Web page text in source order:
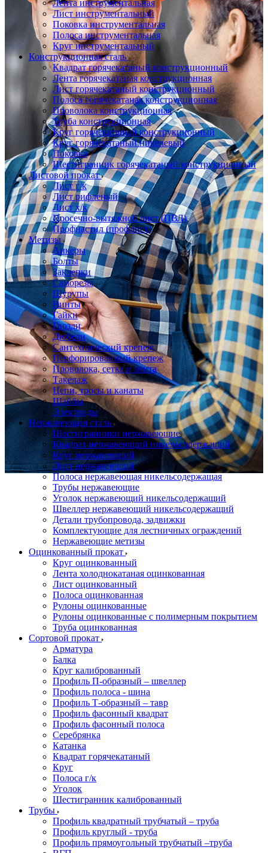
Лента инструментальная
Лист инструментальный
Поковка инструментальная
Полоса инструментальная
Круг инструментальный
Конструкционная сталь
Квадрат горячекатаный конструкционный
Лента горячекатаная конструкционная
Лист горячекатаный конструкционный
Полоса горячекатаная конструкционная
Проволока конструкционная
Труба конструкционная
Круг горячекатаный конструкционный
Круг горячекатаный никелевый
Поковка
Шестигранник горячекатаный конструкционный
Листовой прокат
Лист г/к
Лист рифленый
Лист х/к
Просечно-вытяжной лист (ПВЛ)
Профнастил (профлист)
Метизы
Анкеры
Болты
Заклепки
Саморезы
Шурупы
Винты
Гайки
Гвозди
Дюбели
Сантехнический крепеж
Перфорированный крепеж
Проволока, сетка и лента
Такелаж
Цепи, тросы и канаты
Шайбы
Электроды
Нержавеющая сталь
Шестигранники нержавеющие
Квадрат нержавеющий никельсодержащий
Круг нержавеющий
Лист нержавеющий
Полоса нержавеющая никельсодержащая
Трубы нержавеющие
Уголок нержавеющий никельсодержащий
Швеллер нержавеющий никельсодержащий
Детали трубопровода, задвижки
Комплектующие для лестничных ограждений
Нержавеющие метизы
Оцинкованный прокат
Круг оцинкованный
Лента холоднокатаная оцинкованная
Лист оцинкованный
Полоса оцинкованная
Рулоны оцинкованные
Рулоны оцинкованные с полимерным покрытием
Труба оцинкованная
Сортовой прокат
Арматура
Балка
Круг калиброванный
Профиль П-образный – швеллер
Профиль полоса - шина
Профиль Т-образный – тавр
Профиль фасонный квадрат
Профиль фасонный полоса
Серебрянка
Катанка
Квадрат горячекатаный
Круг
Полоса г/к
Уголок
Шестигранник калиброванный
Трубы
Профиль квадратный трубчатый – труба
Профиль круглый - труба
Профиль прямоугольный трубчатый –труба